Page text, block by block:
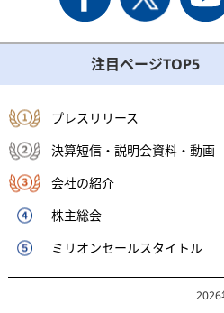
注目ページTOP5
プレスリリース
決算短信・説明会資料・動画
会社の紹介
株主総会
ミリオンセールスタイトル
2026